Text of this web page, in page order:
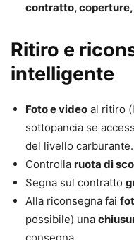
contratto,
Ritiro e
intelligente
Foto e video al ritiro
sottopancia se
del livello carburante.
Controlla ruota di
Segna sul contratto
Alla riconsegna fai
possibile) una